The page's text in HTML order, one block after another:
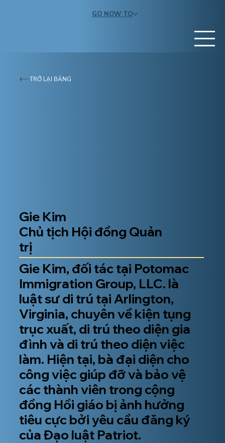
GO NOW TO
TRỞ LẠI BẢNG
Gie Kim
Chủ tịch Hội đồng Quản
trị
Gie Kim, đối tác tại Potomac
Immigration Group, LLC. là
luật sư di trú tại Arlington,
Virginia, chuyên về kiện tụng
trục xuất, di trú theo diện gia
đình và di trú theo diện việc
làm. Hiện tại, bà đại diện cho
công việc giúp đỡ và bảo vệ
các thành viên trong cộng
đồng Hồi giáo bị ảnh hưởng
tiêu cực bởi yêu cầu đăng ký
của Đạo luật Patriot.